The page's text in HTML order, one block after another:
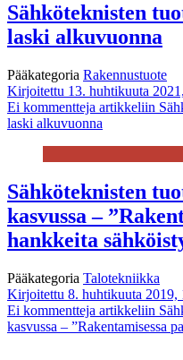
Sähköteknisten
laski alkuvuonna
Pääkategoria Rakennustuote
Kirjoitettu 13. huhtikuuta
Ei kommentteja artikkeliin
laski alkuvuonna
Sähköteknisten
kasvussa –
hankkeita
Pääkategoria Talotekniikka
Kirjoitettu 8. huhtikuuta 2019,
Ei kommentteja artikkeliin
kasvussa – ”Rakentamisessa